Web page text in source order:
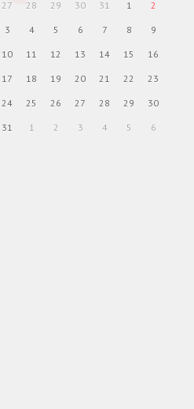
27 28 29 30 31 1 2
3 4 5 6 7 8 9
10 11 12 13 14 15 16
17 18 19 20 21 22 23
24 25 26 27 28 29 30
31 1 2 3 4 5 6